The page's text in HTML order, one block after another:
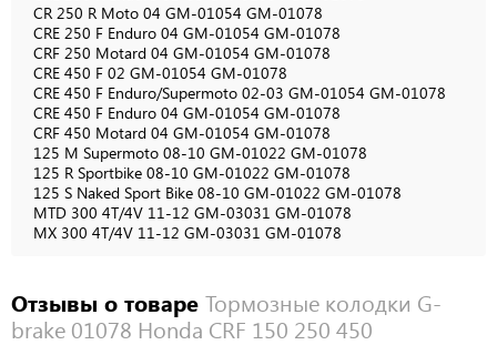
CR 250 R Moto 04 GM-01054 GM-01078
CRE 250 F Enduro 04 GM-01054 GM-01078
CRF 250 Motard 04 GM-01054 GM-01078
CRE 450 F 02 GM-01054 GM-01078
CRE 450 F Enduro/Supermoto 02-03 GM-01054 GM-01078
CRE 450 F Enduro 04 GM-01054 GM-01078
CRF 450 Motard 04 GM-01054 GM-01078
125 M Supermoto 08-10 GM-01022 GM-01078
125 R Sportbike 08-10 GM-01022 GM-01078
125 S Naked Sport Bike 08-10 GM-01022 GM-01078
MTD 300 4T/4V 11-12 GM-03031 GM-01078
MX 300 4T/4V 11-12 GM-03031 GM-01078
Отзывы о товаре Тормозные колодки G-
brake 01078 Honda CRF 150 250 450